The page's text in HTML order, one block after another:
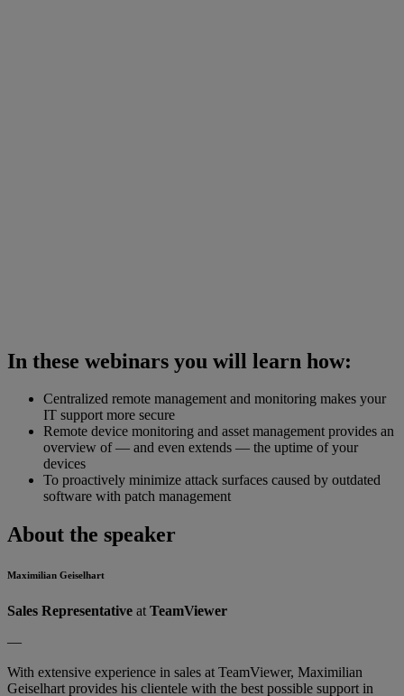
In these webinars you will learn how:
Centralized remote management and monitoring makes your
IT support more secure
Remote device monitoring and asset management provides an
overview of — and even extends — the uptime of your
devices
To proactively minimize attack surfaces caused by outdated
software with patch management
About the speaker
Maximilian Geiselhart
Sales Representative at TeamViewer
—
With extensive experience in sales at TeamViewer, Maximilian
Geiselhart provides his clientele with the best possible support in